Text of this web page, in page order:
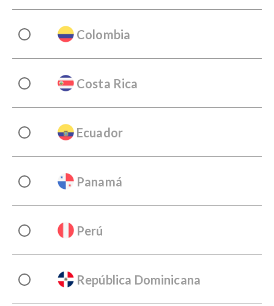
Colombia
Costa Rica
Ecuador
Panamá
Perú
República Dominicana